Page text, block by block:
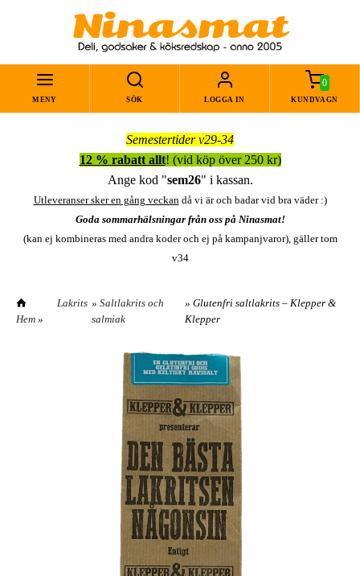
MENY SÖK LOGGA IN
0
KUNDVAGN
Semestertider v29-34
12 % rabatt allt! (vid köp över 250 kr)
Ange kod "sem26" i kassan.
Utleveranser sker en gång veckandå vi är och badar vid bra väder :)
Goda sommarhälsningar från oss på Ninasmat!
(kan ej kombineras med andra koder och ej på kampanjvaror), gäller tom
v34
Hem »
Lakrits »Saltlakrits och
salmiak
» Glutenfri saltlakrits – Klepper &
Klepper